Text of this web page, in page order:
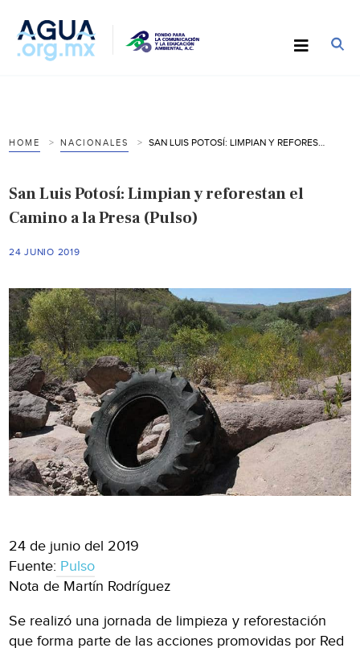
HOME NACIONALES
San Luis Potosí: Limpian y reforestan el
Camino a la Presa (Pulso)
24 JUNIO 2019
24 de junio del 2019
Fuente: Pulso
Nota de Martín Rodríguez
Se realizó una jornada de limpieza y reforestación
que forma parte de las acciones promovidas por Red